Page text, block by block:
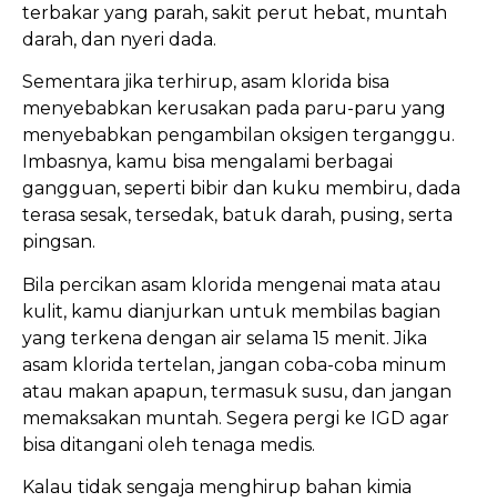
terbakar yang parah, sakit perut hebat, muntah
darah, dan nyeri dada.
Sementara jika terhirup, asam klorida bisa
menyebabkan kerusakan pada paru-paru yang
menyebabkan pengambilan oksigen terganggu.
Imbasnya, kamu bisa mengalami berbagai
gangguan, seperti bibir dan kuku membiru, dada
terasa sesak, tersedak, batuk darah, pusing, serta
pingsan.
Bila percikan asam klorida mengenai mata atau
kulit, kamu dianjurkan untuk membilas bagian
yang terkena dengan air selama 15 menit. Jika
asam klorida tertelan, jangan coba-coba minum
atau makan apapun, termasuk susu, dan jangan
memaksakan muntah. Segera pergi ke IGD agar
bisa ditangani oleh tenaga medis.
Kalau tidak sengaja menghirup bahan kimia